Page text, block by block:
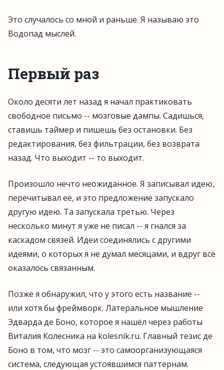
Это случалось со мной и раньше. Я называю это
Водопад мыслей.
Первый раз
Около десяти лет назад я начал практиковать
свободное письмо -- мозговые дампы. Садишься,
ставишь таймер и пишешь без остановки. Без
редактирования, без фильтрации, без возврата
назад. Что выходит -- то выходит.
Произошло нечто неожиданное. Я записывал идею,
перечитывал её, и это предложение запускало
другую идею. Та запускала третью. Через
несколько минут я уже не писал -- я гнался за
каскадом связей. Идеи соединялись с другими
идеями, о которых я не думал месяцами, и вдруг всё
оказалось связанным.
Позже я обнаружил, что у этого есть название --
или хотя бы фреймворк. Латеральное мышление
Эдварда де Боно, которое я нашёл через работы
Виталия Колесника на kolesnik.ru. Главный тезис де
Боно в том, что мозг -- это самоорганизующаяся
система, следующая устоявшимся паттернам.